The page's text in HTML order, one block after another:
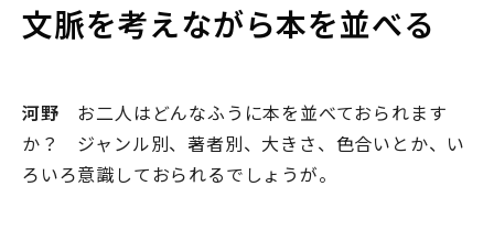
文脈を考えながら本を並べる
河野 お二人はどんなふうに本を並べておられます
か？ ジャンル別、著者別、大きさ、色合いとか、い
ろいろ意識しておられるでしょうが。